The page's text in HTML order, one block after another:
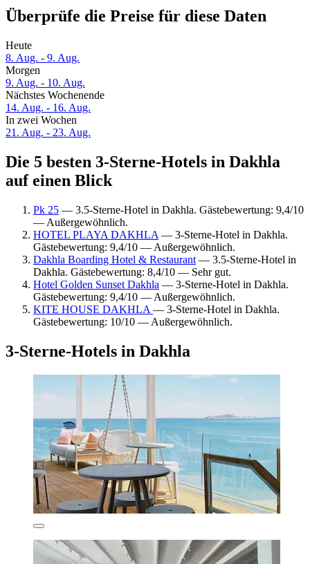
Überprüfe die Preise für diese Daten
Heute
8. Aug. - 9. Aug.
Morgen
9. Aug. - 10. Aug.
Nächstes Wochenende
14. Aug. - 16. Aug.
In zwei Wochen
21. Aug. - 23. Aug.
Die 5 besten 3-Sterne-Hotels in Dakhla
auf einen Blick
Pk 25 — 3.5-Sterne-Hotel in Dakhla. Gästebewertung: 9,4/10
— Außergewöhnlich.
HOTEL PLAYA DAKHLA — 3-Sterne-Hotel in Dakhla.
Gästebewertung: 9,4/10 — Außergewöhnlich.
Dakhla Boarding Hotel & Restaurant — 3.5-Sterne-Hotel in
Dakhla. Gästebewertung: 8,4/10 — Sehr gut.
Hotel Golden Sunset Dakhla — 3-Sterne-Hotel in Dakhla.
Gästebewertung: 9,4/10 — Außergewöhnlich.
KITE HOUSE DAKHLA — 3-Sterne-Hotel in Dakhla.
Gästebewertung: 10/10 — Außergewöhnlich.
3-Sterne-Hotels in Dakhla